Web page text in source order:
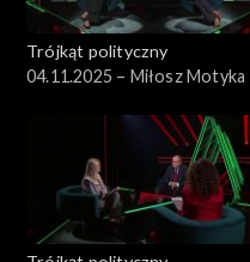
Trójkąt polityczny
04.11.2025 – Miłosz Motyka